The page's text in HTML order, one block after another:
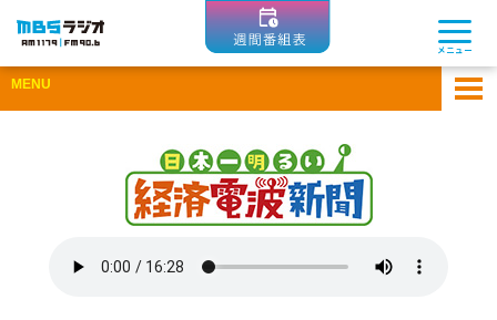
MBSラジオ 1179|FM90.6 メニュー
MENU
ゲスト企業一覧
ひとまちコラム